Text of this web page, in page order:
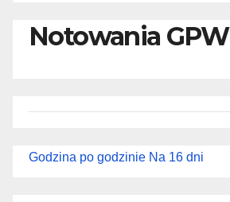
Notowania GPW
Godzina po godzinie Na 16 dni